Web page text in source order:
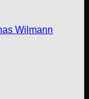
Wilmann